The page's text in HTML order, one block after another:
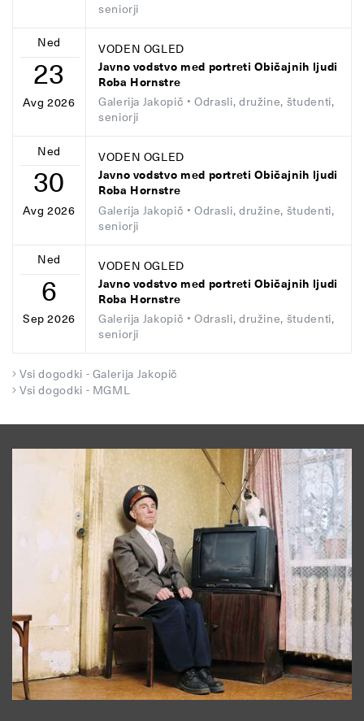
seniorji
Ned
23
Avg 2026
VODEN OGLED
Javno vodstvo med portreti Običajnih ljudi
Roba Hornstre
Galerija Jakopič • Odrasli, družine, študenti,
seniorji
Ned
30
Avg 2026
VODEN OGLED
Javno vodstvo med portreti Običajnih ljudi
Roba Hornstre
Galerija Jakopič • Odrasli, družine, študenti,
seniorji
Ned
6
Sep 2026
VODEN OGLED
Javno vodstvo med portreti Običajnih ljudi
Roba Hornstre
Galerija Jakopič • Odrasli, družine, študenti,
seniorji
Vsi dogodki - Galerija Jakopič
Vsi dogodki - MGML